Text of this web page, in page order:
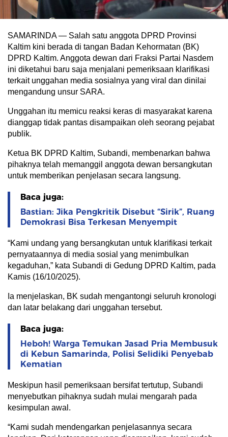
SAMARINDA — Salah satu anggota DPRD Provinsi
Kaltim kini berada di tangan Badan Kehormatan (BK)
DPRD Kaltim. Anggota dewan dari Fraksi Partai Nasdem
ini diketahui baru saja menjalani pemeriksaan klarifikasi
terkait unggahan media sosialnya yang viral dan dinilai
mengandung unsur SARA.
Unggahan itu memicu reaksi keras di masyarakat karena
dianggap tidak pantas disampaikan oleh seorang pejabat
publik.
Ketua BK DPRD Kaltim, Subandi, membenarkan bahwa
pihaknya telah memanggil anggota dewan bersangkutan
untuk memberikan penjelasan secara langsung.
Baca juga:
Bastian: Jika Pengkritik Disebut “Sirik”, Ruang
Demokrasi Bisa Terkesan Menyempit
“Kami undang yang bersangkutan untuk klarifikasi terkait
pernyataannya di media sosial yang menimbulkan
kegaduhan,” kata Subandi di Gedung DPRD Kaltim, pada
Kamis (16/10/2025).
Ia menjelaskan, BK sudah mengantongi seluruh kronologi
dan latar belakang dari unggahan tersebut.
Baca juga:
Heboh! Warga Temukan Jasad Pria Membusuk
di Kebun Samarinda, Polisi Selidiki Penyebab
Kematian
Meskipun hasil pemeriksaan bersifat tertutup, Subandi
menyebutkan pihaknya sudah mulai mengarah pada
kesimpulan awal.
“Kami sudah mendengarkan penjelasannya secara